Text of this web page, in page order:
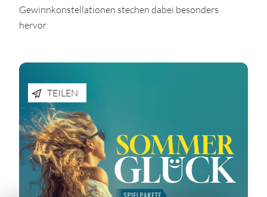
Gewinnkonstellationen stechen dabei besonders
hervor.
TEILEN